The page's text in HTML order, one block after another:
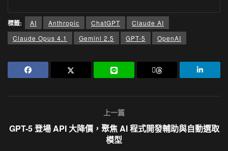
標籤: AI Anthropic ChatGPT
Claude AI
Claude Opus 4.1
Gemini 2.5 GPT-5 OpenAI
上一篇
GPT-5 登場 API 大降價，聚焦 AI 程式開發輔助與自動選取
模型